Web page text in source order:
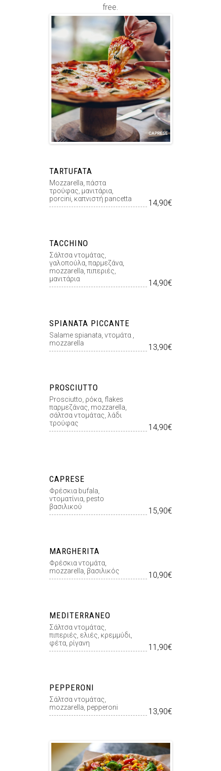
free.
TARTUFATA
Mozzarella, πάστα
τρούφας, μανιτάρια,
porcini, καπνιστή pancetta
14,90€
TACCHINO
Σάλτσα ντοµάτας,
γαλοπούλα, παρµεζάνα,
mozzarella, πιπεριές,
µανιτάρια
14,90€
SPIANATA PICCANTE
Salame spianata, ντομάτα ,
mozzarella
13,90€
PROSCIUTTO
Prosciutto, ρόκα, flakes
παρμεζάνας, mozzarella,
σάλτσα ντομάτας, λάδι
τρούφας
14,90€
CAPRESE
Φρέσκια bufala,
ντοματίνια, pesto
βασιλικού
15,90€
MARGHERITA
Φρέσκια ντομάτα,
mozzarella, βασιλικός
10,90€
MEDITERRANEO
Σάλτσα ντοµάτας,
πιπεριές, ελιές, κρεµµύδι,
φέτα, ρίγανη
11,90€
PEPPERONI
Σάλτσα ντοµάτας,
mozzarella, pepperoni
13,90€